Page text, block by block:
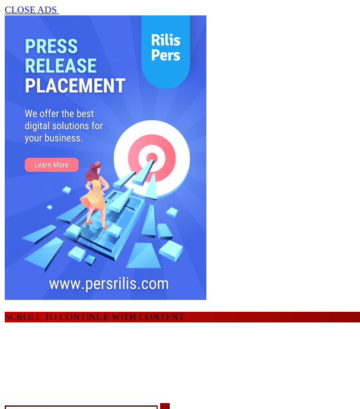
CLOSE ADS
SCROLL TO CONTINUE WITH CONTENT